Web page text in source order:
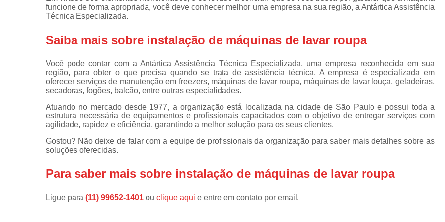
Manutenções
Manutenções
em freezer
Assistencia Tecnica Refrigerador
Assistencia Tecnica
Assistencia Tecnica Refrigerador Electrolux
Assistencia Tecnica Lavadora Secadora
Assistencia Tecnica Maquina Secadora de
Assistencia Tecnica
Assistencia Tecnica Samsung
Assistencia Tecnica Secadora a Gas
Assistancia Tecnica para Fogão
funcione de forma apropriada, você deve conhecer melhor uma empresa na sua região, a Antártica Assistência
Técnica Especializada.
Saiba mais sobre instalação de máquinas de lavar roupa
Você pode contar com a Antártica Assistência Técnica Especializada, uma empresa reconhecida em sua
região, para obter o que precisa quando se trata de assistência técnica. A empresa é especializada em
oferecer serviços de manutenção em freezers, máquinas de lavar roupa, máquinas de lavar louça, geladeiras,
secadoras, fogões, balcão, entre outras especialidades.
Atuando no mercado desde 1977, a organização está localizada na cidade de São Paulo e possui toda a
estrutura necessária de equipamentos e profissionais capacitados com o objetivo de entregar serviços com
agilidade, rapidez e eficiência, garantindo a melhor solução para os seus clientes.
Gostou? Não deixe de falar com a equipe de profissionais da organização para saber mais detalhes sobre as
soluções oferecidas.
Para saber mais sobre instalação de máquinas de lavar roupa
Ligue para (11) 99652-1401 ou clique aqui e entre em contato por email.